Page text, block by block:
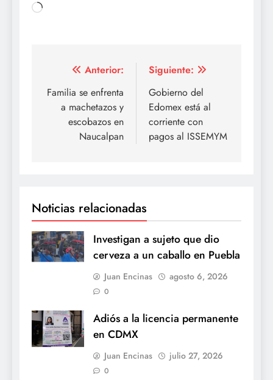
Cargando...
Navegación
de
entradas
Anterior:
Familia se enfrenta
a machetazos y
escobazos en
Naucalpan
Siguiente:
Gobierno del
Edomex está al
corriente con
pagos al ISSEMYM
Noticias relacionadas
Investigan a sujeto que dio
cerveza a un caballo en Puebla
Juan Encinas agosto 6, 2026
0
Adiós a la licencia permanente
en CDMX
Juan Encinas julio 27, 2026
0